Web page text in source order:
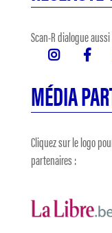
Scan-R dialogue
MÉDIA
Cliquez sur le logo
partenaires :